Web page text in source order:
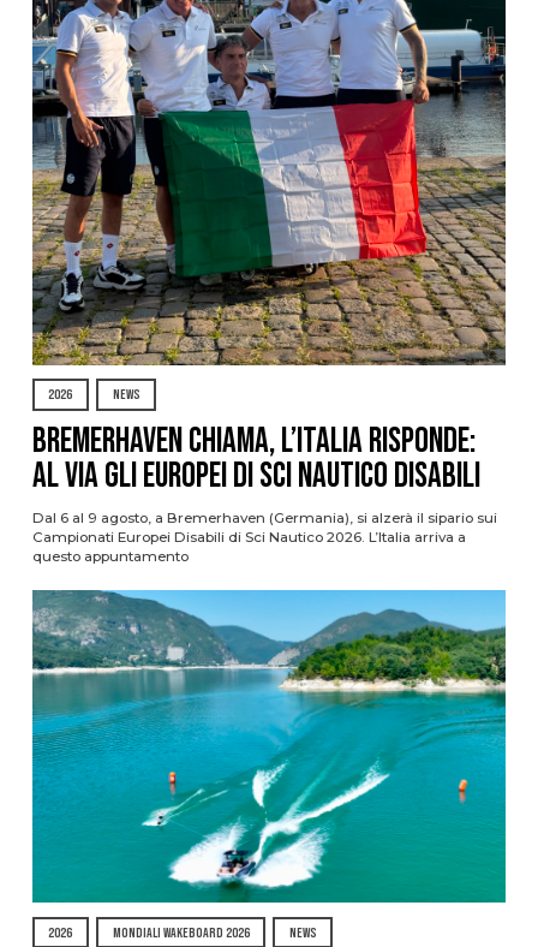
2026 NEWS
Bremerhaven chiama, l’Italia risponde:
al via gli Europei di Sci Nautico Disabili
Dal 6 al 9 agosto, a Bremerhaven (Germania), si alzerà il sipario sui
Campionati Europei Disabili di Sci Nautico 2026. L’Italia arriva a
questo appuntamento
2026 MONDIALI WAKEBOARD 2026 NEWS